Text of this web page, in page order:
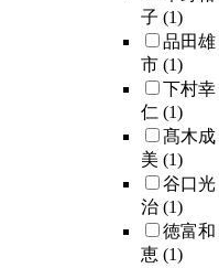
子 (1)
品田雄
市 (1)
下村幸
仁 (1)
髙木成
美 (1)
谷口光
治 (1)
徳富和
恵 (1)